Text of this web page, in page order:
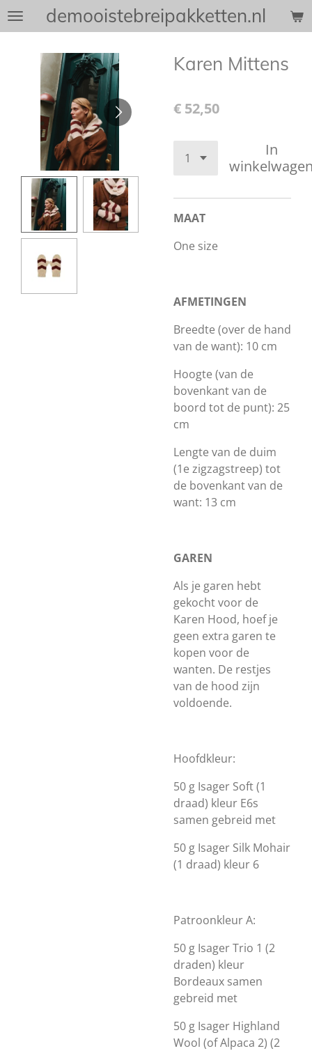
Ga
direct
hoofdinhoud
demooistebreipakketten.nl
Karen Mittens
€ 52,50
In
MAAT
One size
AFMETINGEN
Breedte (over de hand
van de want): 10 cm
Hoogte (van de
bovenkant van de
boord tot de punt): 25
cm
Lengte van de duim
(1e zigzagstreep) tot
de bovenkant van de
want: 13 cm
GAREN
Als je garen hebt
gekocht voor de
Karen Hood, hoef je
geen extra garen te
kopen voor de
wanten. De restjes
van de hood zijn
voldoende.
Hoofdkleur:
50 g Isager Soft (1
draad) kleur E6s
samen gebreid met
50 g Isager Silk Mohair
(1 draad) kleur 6
Patroonkleur A:
50 g Isager Trio 1 (2
draden) kleur
Bordeaux samen
gebreid met
50 g Isager Highland
Wool (of Alpaca 2) (2